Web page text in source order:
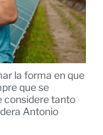
la forma en que
que se
considere tanto
Antonio